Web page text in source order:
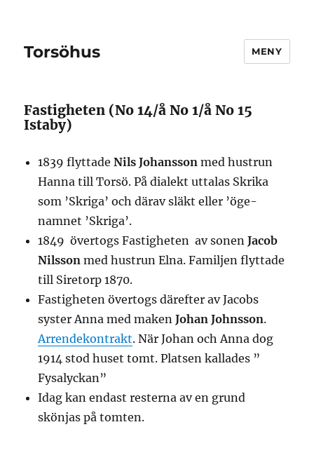
Torsöhus MENY
Fastigheten (No 14/å No 1/å No 15
Istaby)
1839 flyttadeNils Johansson med hustrun
Hanna till Torsö. På dialekt uttalas Skrika
som ’Skriga’ och därav släkt eller ’öge-
namnet ’Skriga’.
1849 övertogs Fastigheten av sonenJacob
Nilsson med hustrun Elna. Familjen flyttade
till Siretorp 1870.
Fastigheten övertogs därefter av Jacobs
syster Anna med makenJohan Johnsson.
Arrendekontrakt. När Johan och Anna dog
1914 stod huset tomt. Platsen kallades ”
Fysalyckan”
Idag kan endast resterna av en grund
skönjas på tomten.